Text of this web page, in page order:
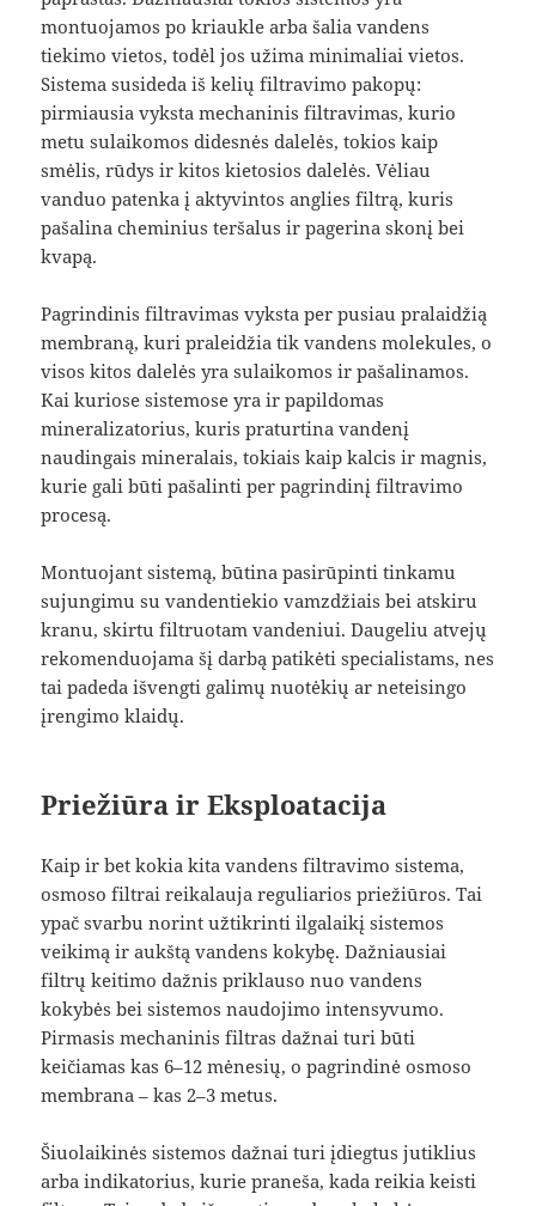
montuojamos po kriaukle arba šalia vandens
tiekimo vietos, todėl jos užima minimaliai vietos.
Sistema susideda iš kelių filtravimo pakopų:
pirmiausia vyksta mechaninis filtravimas, kurio
metu sulaikomos didesnės dalelės, tokios kaip
smėlis, rūdys ir kitos kietosios dalelės. Vėliau
vanduo patenka į aktyvintos anglies filtrą, kuris
pašalina cheminius teršalus ir pagerina skonį bei
kvapą.
Pagrindinis filtravimas vyksta per pusiau pralaidžią
membraną, kuri praleidžia tik vandens molekules, o
visos kitos dalelės yra sulaikomos ir pašalinamos.
Kai kuriose sistemose yra ir papildomas
mineralizatorius, kuris praturtina vandenį
naudingais mineralais, tokiais kaip kalcis ir magnis,
kurie gali būti pašalinti per pagrindinį filtravimo
procesą.
Montuojant sistemą, būtina pasirūpinti tinkamu
sujungimu su vandentiekio vamzdžiais bei atskiru
kranu, skirtu filtruotam vandeniui. Daugeliu atvejų
rekomenduojama šį darbą patikėti specialistams, nes
tai padeda išvengti galimų nuotėkių ar neteisingo
įrengimo klaidų.
Priežiūra ir Eksploatacija
Kaip ir bet kokia kita vandens filtravimo sistema,
osmoso filtrai reikalauja reguliarios priežiūros. Tai
ypač svarbu norint užtikrinti ilgalaikį sistemos
veikimą ir aukštą vandens kokybę. Dažniausiai
filtrų keitimo dažnis priklauso nuo vandens
kokybės bei sistemos naudojimo intensyvumo.
Pirmasis mechaninis filtras dažnai turi būti
keičiamas kas 6–12 mėnesių, o pagrindinė osmoso
membrana – kas 2–3 metus.
Šiuolaikinės sistemos dažnai turi įdiegtus jutiklius
arba indikatorius, kurie praneša, kada reikia keisti